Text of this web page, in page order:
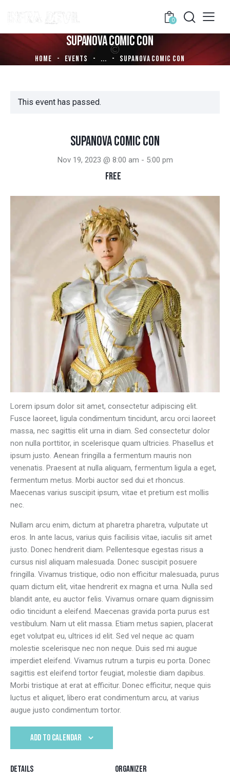
0
SUPANOVA COMIC CON
HOME EVENTS ... SUPANOVA COMIC CON
This event has passed.
Supanova Comic Con
Nov 19, 2023 @ 8:00 am - 5:00 pm
FREE
Lorem ipsum dolor sit amet, consectetur adipiscing elit.
Fusce laoreet, ligula condimentum tincidunt, arcu orci laoreet
massa, nec sagittis elit urna in diam. Sed consectetur dolor
non nulla porttitor, in scelerisque quam ultricies. Phasellus et
ipsum justo. Aenean fringilla a fermentum mauris non
venenatis. Praesent at nulla aliquam, fermentum ligula a eget,
fermentum metus. Morbi auctor sed dui et rhoncus.
Maecenas varius suscipit ipsum, vitae et pretium est mollis
nec.
Nullam arcu enim, dictum at pharetra pharetra, vulputate ut
eros. In ante lacus, varius quis facilisis vitae, iaculis sit amet
justo. Donec hendrerit diam. Pellentesque egestas risus a
cursus nisl aliquam malesuada. Donec suscipit posuere
fringilla. Vivamus tristique, odio non efficitur malesuada, purus
quam dictum elit, vitae hendrerit ex magna et urna. Nulla sed
blandit ante, eu auctor felis. Vivamus ornare quam dignissim
odio tincidunt a eleifend. Maecenas gravida porta purus est
vestibulum. Nam ut elit massa. Etiam metus sapien, placerat
eget volutpat eu, ultrices id elit. Sed vel neque ac quam
molestie scelerisque nec non neque. Duis sed mi augue
imperdiet eleifend. Vivamus rutrum a turpis eu porta. Donec
sagittis est eleifend tortor feugiat, molestie diam dapibus.
Morbi tristique at erat at efficitur. Donec efficitur, neque quis
luctus et aliquet, libero erat condimentum arcu, at varius
augue justo condimentum tortor.
ADD TO CALENDAR
Details Organizer